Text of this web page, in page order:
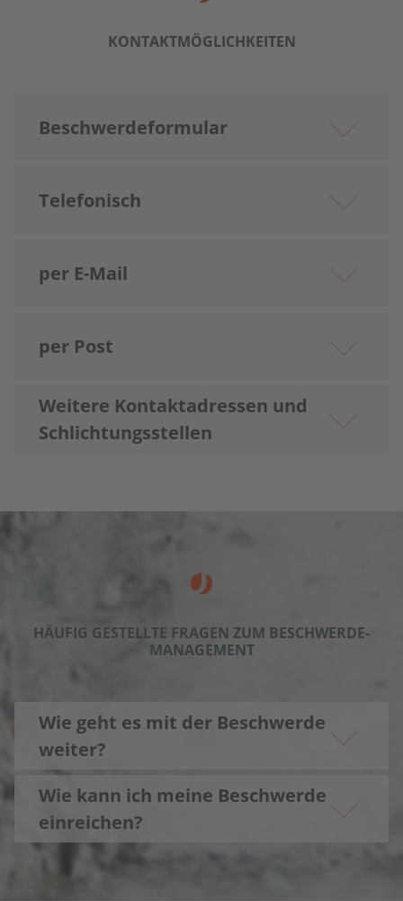
KONTAKT­MÖGLICHKEITEN
Beschwerde­formular
Telefonisch
per E-Mail
per Post
Weitere Kontakt­adressen und
Schlichtungs­stellen
HÄUFIG GESTELLTE FRAGEN ZUM BESCHWERDE­
MANAGEMENT
Wie geht es mit der Beschwerde
weiter?
Wie kann ich meine Beschwerde
einreichen?